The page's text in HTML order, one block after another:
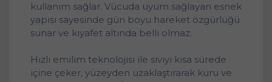
kullanım sağlar. Vücuda uyum sağlayan esnek
yapısı sayesinde gün boyu hareket özgürlüğü
sunar ve kıyafet altında belli olmaz.
Hızlı emilim teknolojisi ile sıvıyı kısa sürede
içine çeker, yüzeyden uzaklaştırarak kuru ve